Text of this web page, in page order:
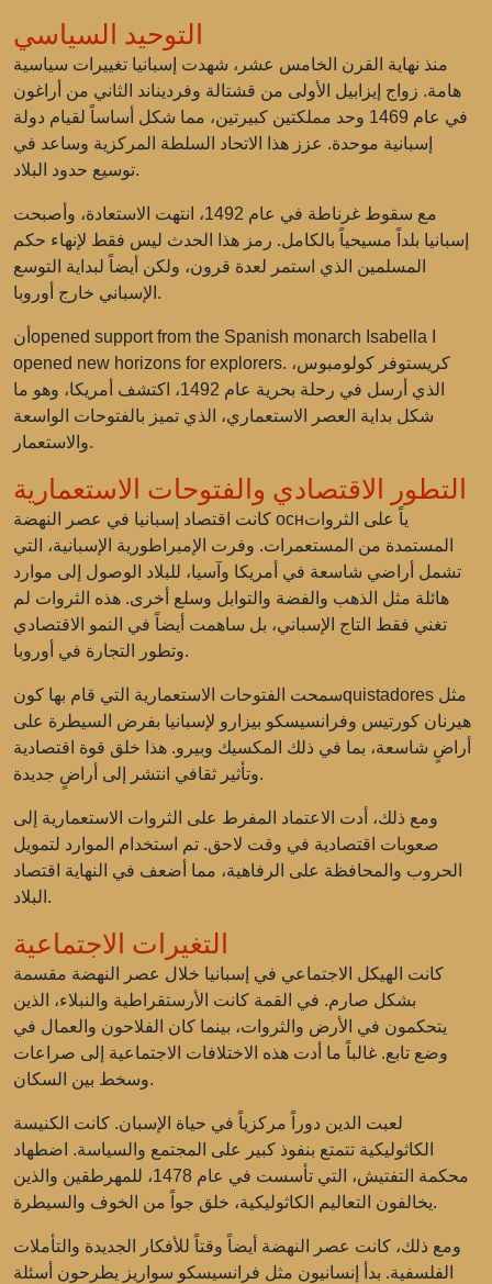
التوحيد السياسي
منذ نهاية القرن الخامس عشر، شهدت إسبانيا تغييرات سياسية
هامة. زواج إيزابيل الأولى من قشتالة وفرديناند الثاني من أراغون
في عام 1469 وحد مملكتين كبيرتين، مما شكل أساساً لقيام دولة
إسبانية موحدة. عزز هذا الاتحاد السلطة المركزية وساعد في
توسيع حدود البلاد.
مع سقوط غرناطة في عام 1492، انتهت الاستعادة، وأصبحت
إسبانيا بلداً مسيحياً بالكامل. رمز هذا الحدث ليس فقط لإنهاء حكم
المسلمين الذي استمر لعدة قرون، ولكن أيضاً لبداية التوسع
الإسباني خارج أوروبا.
أنopened support from the Spanish monarch Isabella I
opened new horizons for explorers. كريستوفر كولومبوس،
الذي أرسل في رحلة بحرية عام 1492، اكتشف أمريكا، وهو ما
شكل بداية العصر الاستعماري، الذي تميز بالفتوحات الواسعة
والاستعمار.
التطور الاقتصادي والفتوحات الاستعمارية
كانت اقتصاد إسبانيا في عصر النهضة оснياً على الثروات
المستمدة من المستعمرات. وفرت الإمبراطورية الإسبانية، التي
تشمل أراضي شاسعة في أمريكا وآسيا، للبلاد الوصول إلى موارد
هائلة مثل الذهب والفضة والتوابل وسلع أخرى. هذه الثروات لم
تغني فقط التاج الإسباني، بل ساهمت أيضاً في النمو الاقتصادي
وتطور التجارة في أوروبا.
سمحت الفتوحات الاستعمارية التي قام بها كونquistadores مثل
هيرنان كورتيس وفرانسيسكو بيزارو لإسبانيا بفرض السيطرة على
أراضٍ شاسعة، بما في ذلك المكسيك وبيرو. هذا خلق قوة اقتصادية
وتأثير ثقافي انتشر إلى أراضٍ جديدة.
ومع ذلك، أدت الاعتماد المفرط على الثروات الاستعمارية إلى
صعوبات اقتصادية في وقت لاحق. تم استخدام الموارد لتمويل
الحروب والمحافظة على الرفاهية، مما أضعف في النهاية اقتصاد
البلاد.
التغيرات الاجتماعية
كانت الهيكل الاجتماعي في إسبانيا خلال عصر النهضة مقسمة
بشكل صارم. في القمة كانت الأرستقراطية والنبلاء، الذين
يتحكمون في الأرض والثروات، بينما كان الفلاحون والعمال في
وضع تابع. غالباً ما أدت هذه الاختلافات الاجتماعية إلى صراعات
وسخط بين السكان.
لعبت الدين دوراً مركزياً في حياة الإسبان. كانت الكنيسة
الكاثوليكية تتمتع بنفوذ كبير على المجتمع والسياسة. اضطهاد
محكمة التفتيش، التي تأسست في عام 1478، للمهرطقين والذين
يخالفون التعاليم الكاثوليكية، خلق جواً من الخوف والسيطرة.
ومع ذلك، كانت عصر النهضة أيضاً وقتاً للأفكار الجديدة والتأملات
الفلسفية. بدأ إنسانيون مثل فرانسيسكو سواريز يطرحون أسئلة